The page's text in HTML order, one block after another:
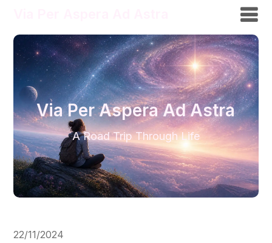
Via Per Aspera Ad Astra
A Road Trip Through Life
22/11/2024